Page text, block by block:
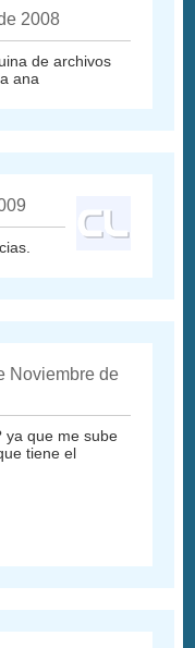
2008
de archivos
ana
Noviembre de
ya que me sube
tiene el